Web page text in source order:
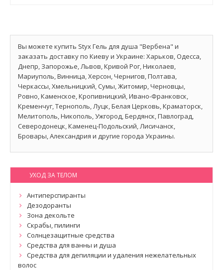
Вы можете купить Styx Гель для душа "Вербена" и
заказать доставку по Киеву и Украине: Харьков, Одесса,
Днепр, Запорожье, Львов, Кривой Рог, Николаев,
Мариуполь, Винница, Херсон, Чернигов, Полтава,
Черкассы, Хмельницкий, Сумы, Житомир, Черновцы,
Ровно, Каменское, Кропивницкий, Ивано-Франковск,
Кременчуг, Тернополь, Луцк, Белая Церковь, Краматорск,
Мелитополь, Никополь, Ужгород, Бердянск, Павлоград,
Северодонецк, Каменец-Подольский, Лисичанск,
Бровары, Александрия и другие города Украины.
УХОД ЗА ТЕЛОМ
Антиперспиранты
Дезодоранты
Зона декольте
Скрабы, пилинги
Солнцезащитные средства
Средства для ванны и душа
Средства для депиляции и удаления нежелательных
волос